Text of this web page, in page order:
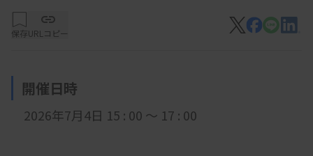
保存URLコピー
開催日時
2026年7月4日 15 : 00 ～ 17 : 00